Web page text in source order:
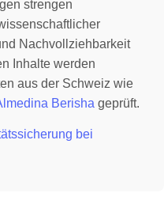
strengen
Nachvollziehbarkeit
Inhalte werden
aus der Schweiz wie
Berisha geprüft.
bei